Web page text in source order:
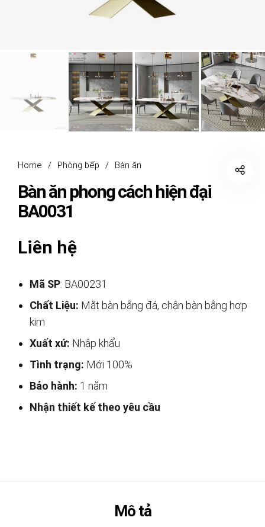
Home / Phòng bếp / Bàn ăn
Bàn ăn phong cách hiện đại
BA0031
Liên hệ
Mã SP: BA00231
Chất Liệu: Mặt bàn bằng đá, chân bàn bằng hợp
kim
Xuất xứ: Nhập khẩu
Tình trạng: Mới 100%
Bảo hành: 1 năm
Nhận thiết kế theo yêu cầu
Mô tả